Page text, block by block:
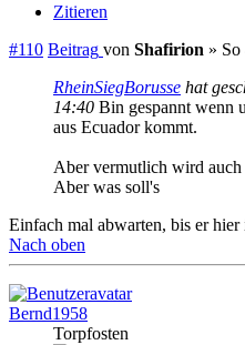
Zitieren
#110 Beitrag von Shafirion » So
RheinSiegBorusse hat
14:40 Bin gespannt wenn
aus Ecuador kommt.
Aber vermutlich wird
Aber was soll's
Einfach mal abwarten, bis er hier
Nach oben
Bernd1958
Torpfosten